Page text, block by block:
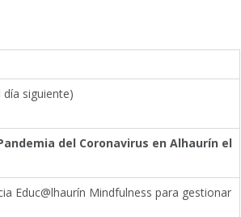
día siguiente)
del Coronavirus en Alhaurín el
Educ@lhaurín Mindfulness para gestionar